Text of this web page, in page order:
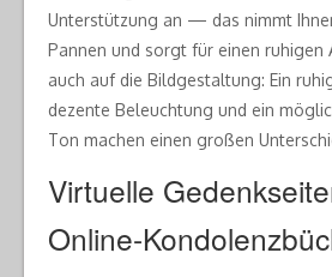
Unterstützung an — das nimmt
Pannen und sorgt für einen ruhigen
auch auf die Bildgestaltung: Ein
dezente Beleuchtung und ein
Ton machen einen großen
Virtuelle
Online-